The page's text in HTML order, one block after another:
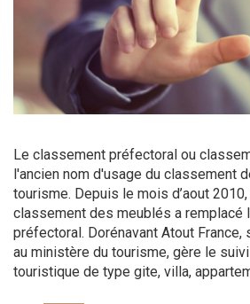
Le classement préfectoral ou
l'ancien nom d'usage du classement
tourisme. Depuis le mois d’aout
classement des meublés a remplacé
préfectoral. Dorénavant Atout France,
au ministère du tourisme, gère le
touristique de type gite, villa,